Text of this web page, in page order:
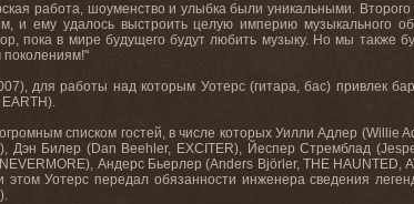
работа, шоуменство и улыбка были уникальными.
и ему удалось выстроить целую империю музыкального
пока в мире будущего будут любить музыку. Но мы также
для работы над которым Уотерс (гитара, бас) привлек
огромным списком гостей,в числе которых Уилли Адлер (Willie
Дэн Билер (Dan Beehler, EXCITER), Йеспер Стремблад
Андерс Бьерлер (Anders Björler, THE HAUNTED,
Уотерс передал обязанности инженера сведения